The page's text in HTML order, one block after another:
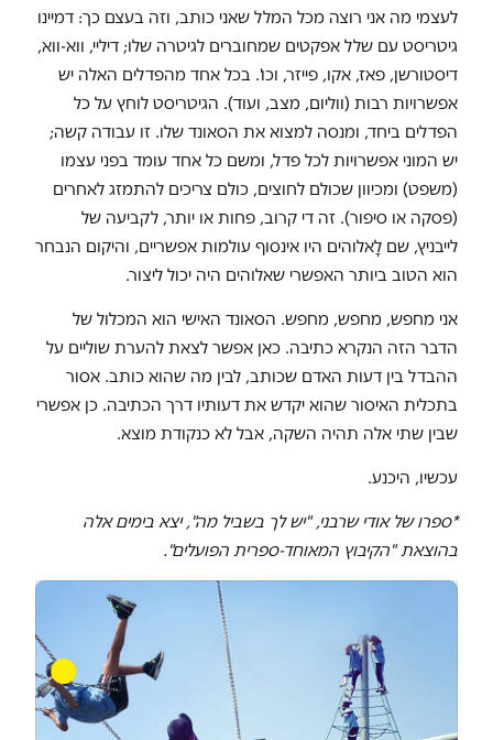
לעצמי מה אני רוצה מכל המלל שאני כותב, וזה בעצם כך: דמיינו
גיטריסט עם שלל אפקטים שמחוברים לגיטרה שלו; דיליי, ווא-ווא,
דיסטורשן, פאז, אקו, פייזר, וכו'. בכל אחד מהפדלים האלה יש
אפשרויות רבות (ווליום, מצב, ועוד). הגיטריסט לוחץ על כל
הפדלים ביחד, ומנסה למצוא את הסאונד שלו. זו עבודה קשה;
יש המוני אפשרויות לכל פדל, ומשם כל אחד עומד בפני עצמו
(משפט) ומכיוון שכולם לחוצים, כולם צריכים להתמזג לאחרים
(פסקה או סיפור). זה די קרוב, פחות או יותר, לקביעה של
לייבניץ, שם לָאלוהים היו אינסוף עולמות אפשריים, והיקום הנבחר
הוא הטוב ביותר האפשרי שאלוהים היה יכול ליצור.
אני מחפש, מחפש, מחפש. הסאונד האישי הוא המכלול של
הדבר הזה הנקרא כתיבה. כאן אפשר לצאת להערת שוליים על
ההבדל בין דעות האדם שכותב, לבין מה שהוא כותב. אסור
בתכלית האיסור שהוא יקדש את דעותיו דרך הכתיבה. כן אפשרי
שבין שתי אלה תהיה השקה, אבל לא כנקודת מוצא.
עכשיו, היכנע.
*ספרו של אודי שרבני, "יש לך בשביל מה", יצא בימים אלה
בהוצאת "הקיבוץ המאוחד-ספרית הפועלים".